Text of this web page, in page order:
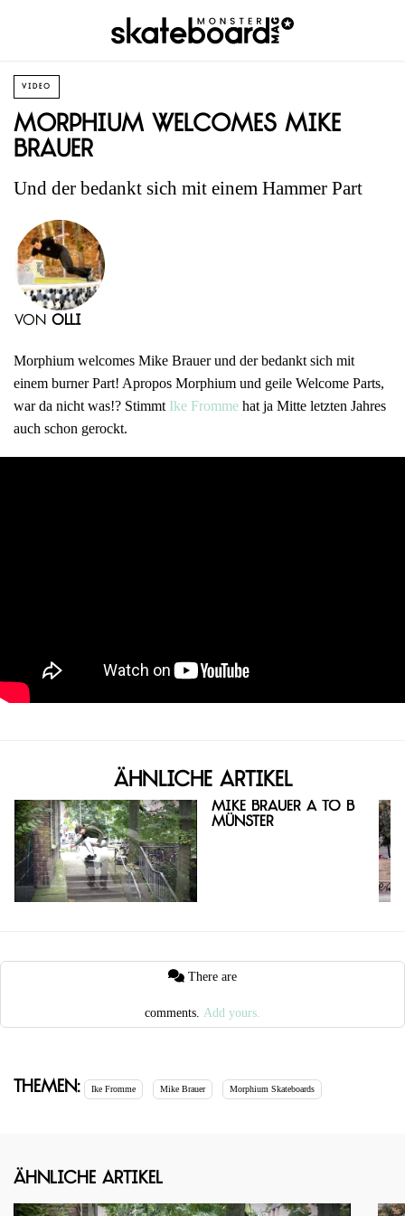
VIDEO
Morphium welcomes Mike
Brauer
Und der bedankt sich mit einem Hammer Part
von Olli
Morphium welcomes Mike Brauer und der bedankt sich mit
einem burner Part! Apropos Morphium und geile Welcome Parts,
war da nicht was!? Stimmt Ike Fromme hat ja Mitte letzten Jahres
auch schon gerockt.
Ähnliche Artikel
Mike Brauer A to B
Münster
comments. Add yours.
Themen: Ike Fromme Mike Brauer Morphium Skateboards
Ähnliche Artikel